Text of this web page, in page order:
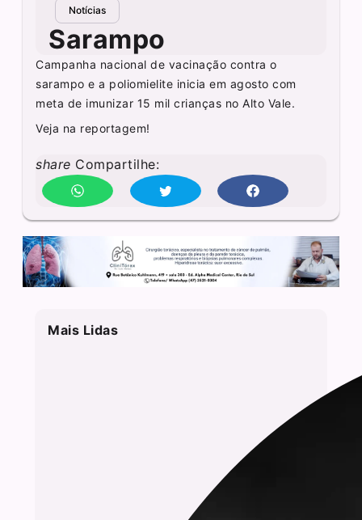
Notícias
Sarampo
Campanha nacional de vacinação contra o
sarampo e a poliomielite inicia em agosto com
meta de imunizar 15 mil crianças no Alto Vale.
Veja na reportagem!
share Compartilhe:
Mais Lidas